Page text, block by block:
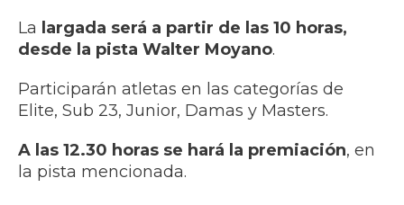
La largada será a partir de las 10 horas,
desde la pista Walter Moyano.
Participarán atletas en las categorías de
Elite, Sub 23, Junior, Damas y Masters.
A las 12.30 horas se hará la premiación, en
la pista mencionada.